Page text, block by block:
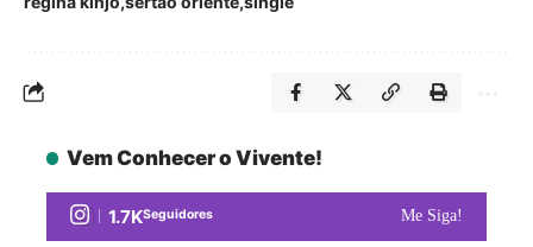
Vem Conhecer o Vivente!
1.7KSeguidores Me Siga!